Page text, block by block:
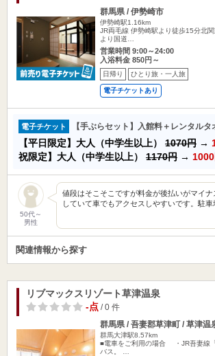
群馬県 / 伊勢崎市
伊勢崎駅1.16km
JR両毛線 伊勢崎駅より徒歩15分北
より国道…
営業時間 9:00～24:00
入浴料金 850円～
日帰り ひとり旅・一人旅
電子チケットあり
電子チケット 【手ぶらセット】入館料＋レンタル
【平日限定】大人（中学生以上） 1070円 →
祝限定】大人（中学生以上） 1170円 →
50代～
男性
値段はそこそこですが料金が後払いがマイ
していて車でもアクセスしやすいです。駐車
関連情報から探す
リブマックスリゾート草津温泉
-点/ 0 件
群馬県 / 吾妻郡草津町 / 草津温
群馬大津駅8.57km
■電車をご利用の場合 ・JR吾妻線
バス。 …